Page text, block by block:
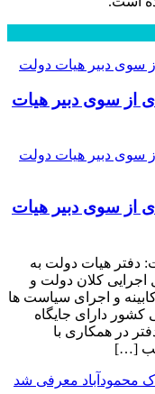
از سوی دبیر هیات
از سوی دبیر هیات
دفتر هیات دولت به
اجرایی کلان دولت و
و اجرای سیاست ها
کشور دارای جایگاه
در همکاری با
[…]